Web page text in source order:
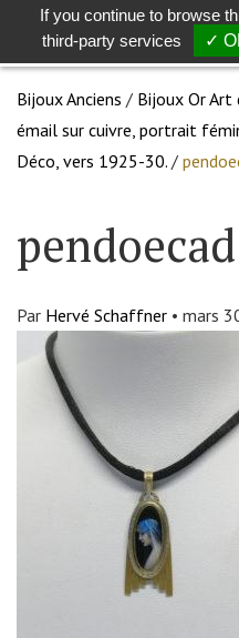
Bijoux Anciens / Bijoux Or Art
émail sur cuivre, portrait
Déco, vers 1925-30. /
Par Hervé Schaffner • mars
If you continue to browse
third-party services
✓